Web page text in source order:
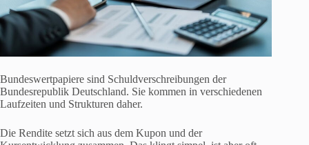
Bundeswertpapiere sind Schuldverschreibungen der
Bundesrepublik Deutschland. Sie kommen in verschiedenen
Laufzeiten und Strukturen daher.
Die Rendite setzt sich aus dem Kupon und der